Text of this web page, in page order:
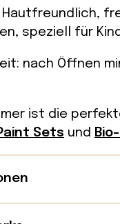
Hautfreundlich,
speziell für
nach Öffnen
ist die
Sets und